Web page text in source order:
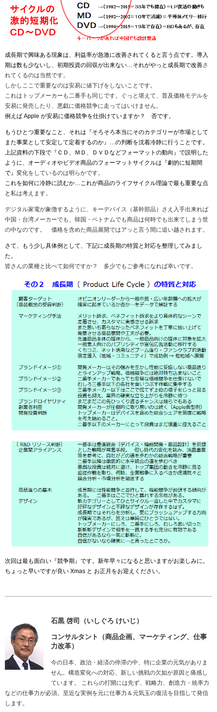
成長期で興味ある現象は、利益率が急激に改善されてくると言う点です。 導入
期は数も少ないし、初期投資の回収が出来ない
それがやっと成長期で改善さ
れてくるのは当然です。
しかしここで重要なのは安易に値下げをしないことです。
これはトップメーカーも二番手も同じです。ぐっと堪えて、普及価格モデルを
安易に発売したり、悪戯に価格競争に走ってはいけません。
例えば Apple が安易に価格競争を仕掛けていますか？ 否です。
もうひとつ重要なこと、それは 『そろそろ本当にそのカテゴリーが市場として
また事業として安定して定着するのか 』… の判断を沈着冷静に行うことです。
上記資料の下段で 『 ＣＤ、ＭＤ、ＤＶＤなどフォーマットの動向 』 で説明した
ように、オーディオやビデオ商品のフォーマットサイクルは 『劇的に短期間
で 』 変化をしているのは明らかです。
これを如何に冷静に読むか
これが商品のライフサイクル理論で最も重要な点
と私は考えます。
デジタル家電が象徴するように、キーデバイス（基幹部品）さえ入手出来れば
中国・台湾メーカーでも、韓国・ベトナムでも商品は何時でも出来てしまう世
の中なのです。 価格を含めた商品展開ではアッと言う間に追い越されます。
さて、もう少し具体例として、下記に成長期の特質と対応を整理してみまし
た。
皆さんの業種と比べて如何ですか？ 多少でもご参考になれば幸いです。
次回は最も面白い 『競争期 』 です。新年早々になると思いますがお楽しみに。
ちょっと早いですが良い Xmas と お正月をお迎えください。
石黒 啓司（いしぐろ けいじ）
コンサルタント（商品企画、マーケティング、仕事
力改革）
今の日本、政治・経済の停滞の中、特に企業の元気がありま
せん。構造変化への対応、新しい挑戦の欠如が原因と痛感し
ています。 これらの打開には先ず、戦略力、創造力・統率力
などの仕事力が必須。至近な実例を元に仕事力＆元気玉の復活を目指して発信
します。